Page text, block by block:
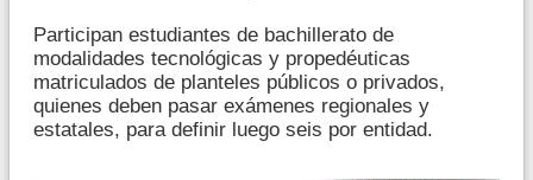
Participan estudiantes de bachillerato de
modalidades tecnológicas y propedéuticas
matriculados de planteles públicos o privados,
quienes deben pasar exámenes regionales y
estatales, para definir luego seis por entidad.